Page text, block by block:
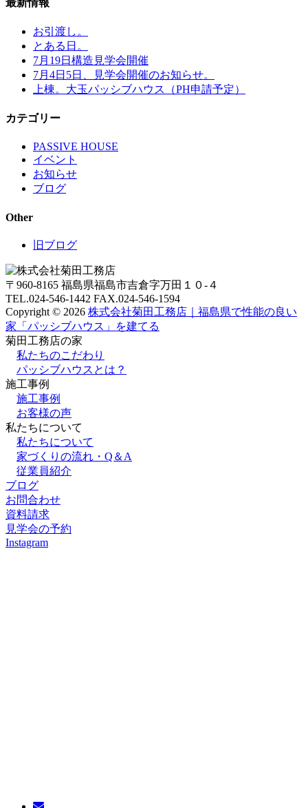
お引渡し。
とある日。
7月19日構造見学会開催
7月4日5日、見学会開催のお知らせ。
上棟。大玉パッシブハウス（PH申請予定）
カテゴリー
PASSIVE HOUSE
イベント
お知らせ
ブログ
Other
旧ブログ
〒960-8165 福島県福島市吉倉字万田１０-４
TEL.024-546-1442 FAX.024-546-1594
Copyright © 2026 株式会社菊田工務店｜福島県で性能の良い
家「パッシブハウス」を建てる
菊田工務店の家
私たちのこだわり
パッシブハウスとは？
施⼯事例
施⼯事例
お客様の声
私たちについて
私たちについて
家づくりの流れ・Q＆A
従業員紹介
ブログ
お問合わせ
資料請求
見学会の予約
Instagram